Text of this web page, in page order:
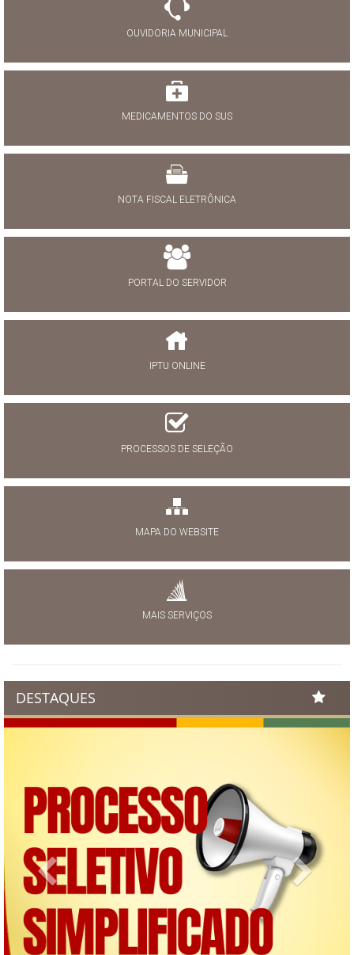
OUVIDORIA MUNICIPAL
MEDICAMENTOS DO SUS
NOTA FISCAL ELETRÔNICA
PORTAL DO SERVIDOR
IPTU ONLINE
PROCESSOS DE SELEÇÃO
MAPA DO WEBSITE
MAIS SERVIÇOS
DESTAQUES
Previous Next